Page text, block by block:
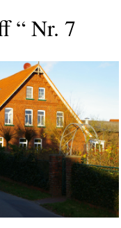
“ Nr. 7